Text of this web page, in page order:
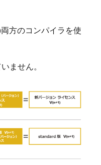
方のコンパイラを使
ません。